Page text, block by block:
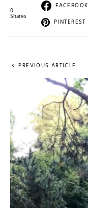
0
Shares
FACEBOOK
PINTEREST
PREVIOUS ARTICLE